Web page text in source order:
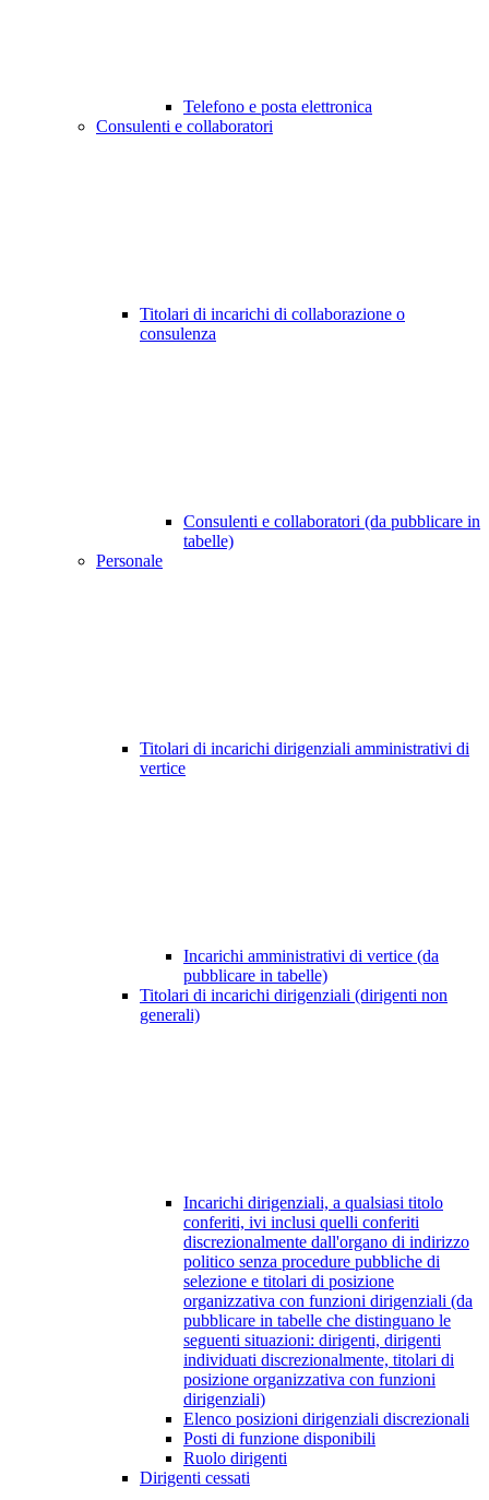
Telefono e posta elettronica
Consulenti e collaboratori
Titolari di incarichi di collaborazione o
consulenza
Consulenti e collaboratori (da pubblicare in
tabelle)
Personale
Titolari di incarichi dirigenziali amministrativi di
vertice
Incarichi amministrativi di vertice (da
pubblicare in tabelle)
Titolari di incarichi dirigenziali (dirigenti non
generali)
Incarichi dirigenziali, a qualsiasi titolo
conferiti, ivi inclusi quelli conferiti
discrezionalmente dall'organo di indirizzo
politico senza procedure pubbliche di
selezione e titolari di posizione
organizzativa con funzioni dirigenziali (da
pubblicare in tabelle che distinguano le
seguenti situazioni: dirigenti, dirigenti
individuati discrezionalmente, titolari di
posizione organizzativa con funzioni
dirigenziali)
Elenco posizioni dirigenziali discrezionali
Posti di funzione disponibili
Ruolo dirigenti
Dirigenti cessati